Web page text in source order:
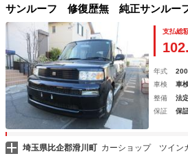
サンルーフ 修復歴無 純正サンル
ーレス ＨＩＤヘッドライト フォグ
Ｗ ワンオーナー走行２５５０９Ｋ
支払総
102.
年式
車検
車
整備
法
保証
保
埼玉県比企郡滑川町 カーショップ ツイン